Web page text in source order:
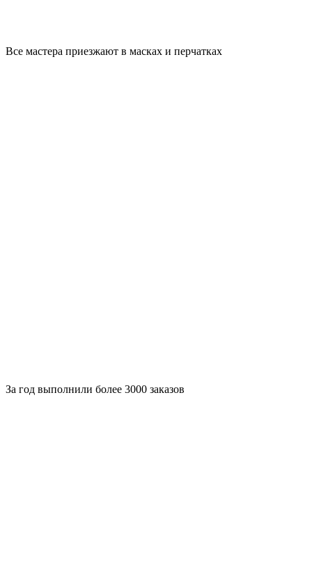
Все мастера приезжают в масках и перчатках
За год выполнили более 3000 заказов